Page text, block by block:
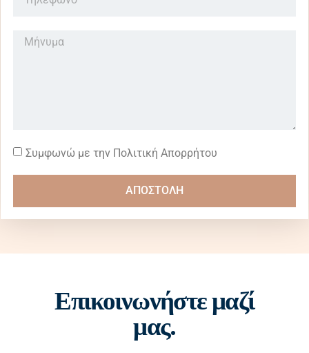
Συμφωνώ με την Πολιτική Απορρήτου
ΑΠΟΣΤΟΛΗ
Επικοινωνήστε μαζί
μας.